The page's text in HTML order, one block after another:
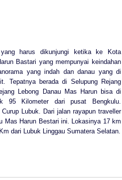
harus dikunjungi ketika ke Kota
Bastari yang mempunyai keindahan
yang indah dan danau yang di
Tepatnya berada di Selupung Rejang
Lebong Danau Mas Harun bisa di
95 Kilometer dari pusat Bengkulu.
Lubuk. Dari jalan rayapun traveller
Mas Harun Bestari ini. Lokasinya 17 km
dari Lubuk Linggau Sumatera Selatan.